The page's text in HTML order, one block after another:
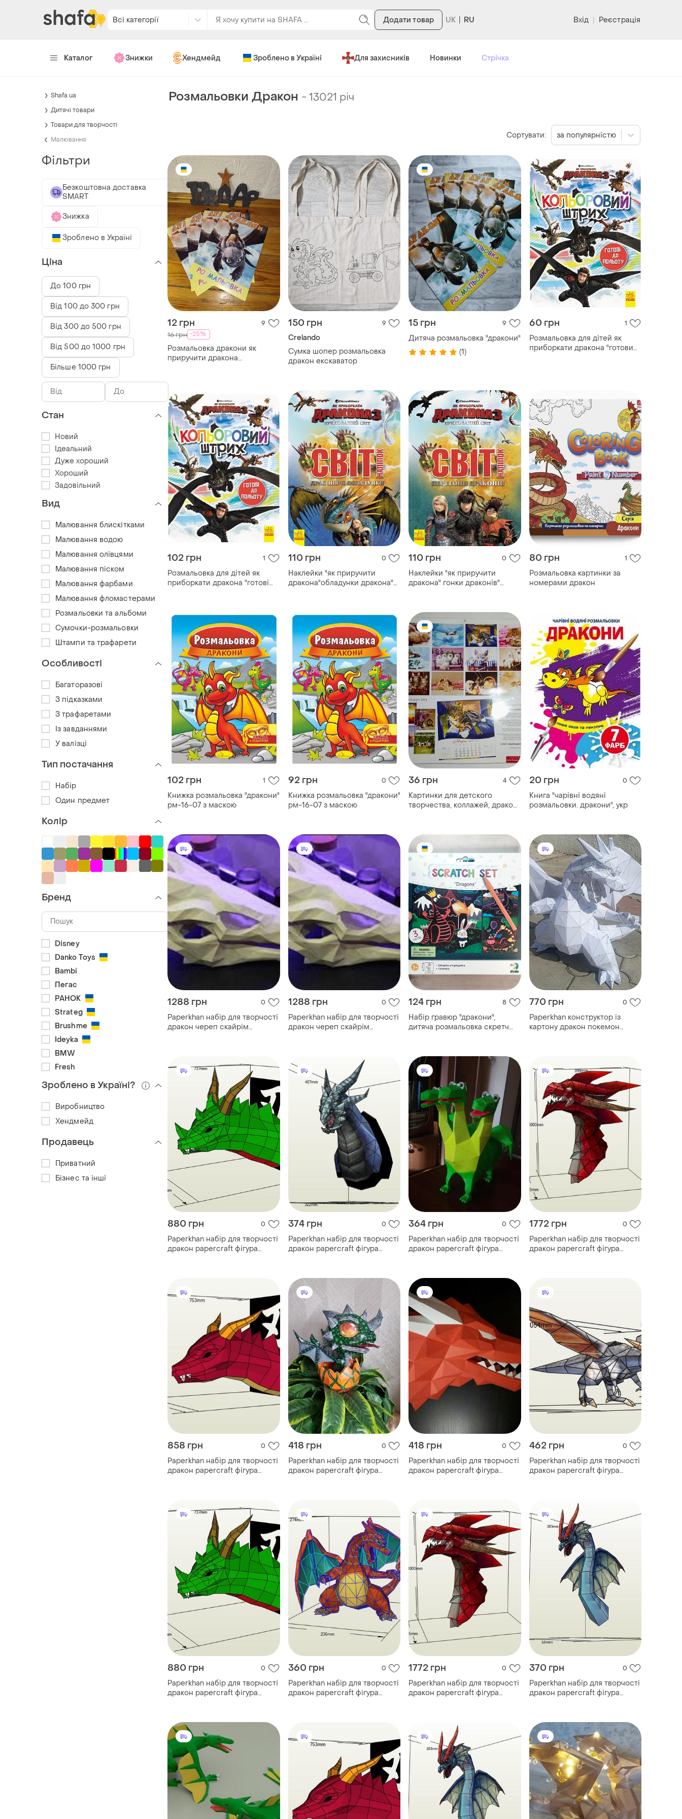
Всі категорії Додати товар RU Вхід | Реєстрація
Каталог Знижки Хендмейд Зроблено в Україні Для захисників Новинки Стрічка
Розмальовки Дракон -13021 річ
12 грн 9
16 грн -25%
Розмальовка дракони як
приручити дракона
150 грн 9
Crelando
Сумка шопер розмальовка
дракон екскаватор
15 грн 9
Дитяча розмальовка "дракони"
(1)
60 грн 1
Розмальовка для дітей як
приборкати дракона "готови
102 грн 1
Розмальовка для дітей як
приборкати дракона "готові
110 грн 0
Наклейки "як приручити
дракона"обладунки дракона"
110 грн 0
Наклейки "як приручити
дракона" гонки драконів"
80 грн 1
Розмальовка картинки за
номерами дракон
102 грн 1
Книжка розмальовка "дракони"
рм-16-07 з маскою
92 грн 0
Книжка розмальовка "дракони"
рм-16-07 з маскою
36 грн 4
Картинки для детского
творчества, коллажей, дракон,
20 грн 0
Книга "чарівні водяні
розмальовки. дракони", укр
1288 грн 0
Paperkhan набір для творчості
дракон череп скайрім
1288 грн 0
Paperkhan набір для творчості
дракон череп скайрім
124 грн 8
Набір гравюр "дракони",
дитяча розмальовка скретч
770 грн 0
Paperkhan конструктор із
картону дракон покемон
880 грн 0
Paperkhan набір для творчості
дракон papercraft фігура
374 грн 0
Paperkhan набір для творчості
дракон papercraft фігура
антистрес
364 грн 0
Paperkhan набір для творчості
дракон papercraft фігура
антистрес
1772 грн 0
Paperkhan набір для творчості
дракон papercraft фігура
858 грн 0
Paperkhan набір для творчості
дракон papercraft фігура
418 грн 0
Paperkhan набір для творчості
дракон papercraft фігура
418 грн 0
Paperkhan набір для творчості
дракон papercraft фігура
462 грн 0
Paperkhan набір для творчості
дракон papercraft фігура
880 грн 0
Paperkhan набір для творчості
дракон papercraft фігура
антистрес
360 грн 0
Paperkhan набір для творчості
дракон papercraft фігура
1772 грн 0
Paperkhan набір для творчості
дракон papercraft фігура
370 грн 0
Paperkhan набір для творчості
дракон papercraft фігура
антистрес
Сортувати: за популярністю
Shafa.ua
Дитячі товари
Товари для творчості
Малювання
Фільтри
Безкоштовна доставка
SMART
Знижка
Зроблено в Україні
Ціна
До 100 грн
Від 100 до 300 грн
Від 300 до 500 грн
Від 500 до 1000 грн
Більше 1000 грн
Стан
Новий
Ідеальний
Дуже хороший
Хороший
Задовільний
Вид
Малювання блискітками
Малювання водою
Малювання олівцями
Малювання піском
Малювання фарбами
Малювання фломастерами
Розмальовки та альбоми
Сумочки-розмальовки
Штампи та трафарети
Особливості
Багаторазові
З підказками
З трафаретами
Із завданнями
У валізці
Тип постачання
Набір
Один предмет
Колір
Бренд
Disney
Danko Toys
Bambi
Пегас
РАНОК
Strateg
Brushme
Ideyka
BMW
Fresh
Зроблено в Україні?
Виробництво
Хендмейд
Продавець
Приватний
Бізнес та інші